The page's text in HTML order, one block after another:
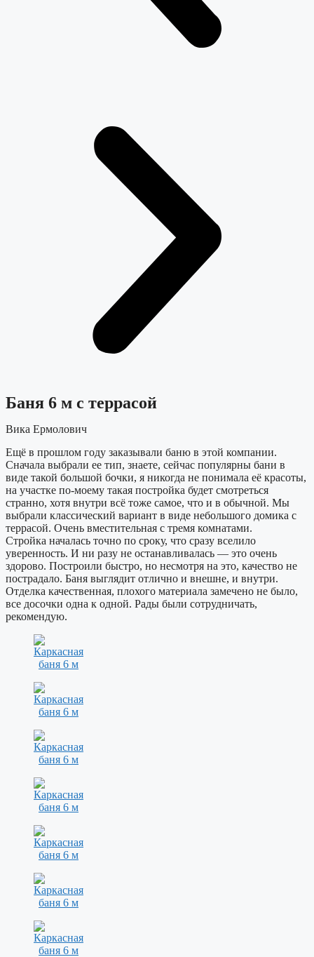
Баня 6 м с террасой
Вика Ермолович
Ещё в прошлом году заказывали баню в этой компании.
Сначала выбрали ее тип, знаете, сейчас популярны бани в
виде такой большой бочки, я никогда не понимала её красоты,
на участке по-моему такая постройка будет смотреться
странно, хотя внутри всё тоже самое, что и в обычной. Мы
выбрали классический вариант в виде небольшого домика с
террасой. Очень вместительная с тремя комнатами.
Стройка началась точно по сроку, что сразу вселило
уверенность. И ни разу не останавливалась — это очень
здорово. Построили быстро, но несмотря на это, качество не
пострадало. Баня выглядит отлично и внешне, и внутри.
Отделка качественная, плохого материала замечено не было,
все досочки одна к одной. Рады были сотрудничать,
рекомендую.